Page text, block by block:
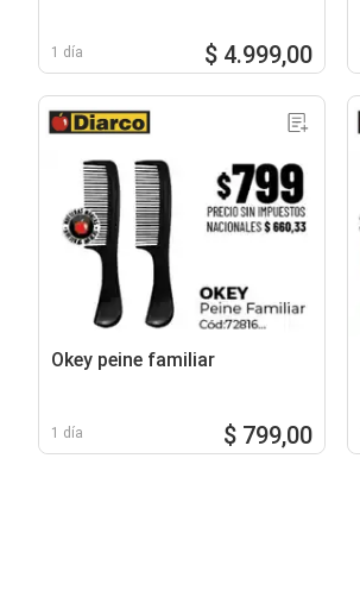
1 día $ 4.999,00
Okey peine familiar
1 día $ 799,00